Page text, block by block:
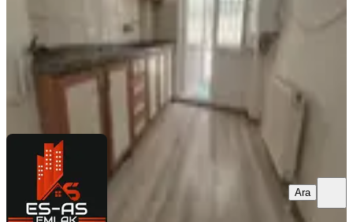
Es-As Emlak Mareşal Şube Abbas Sağır
Ara